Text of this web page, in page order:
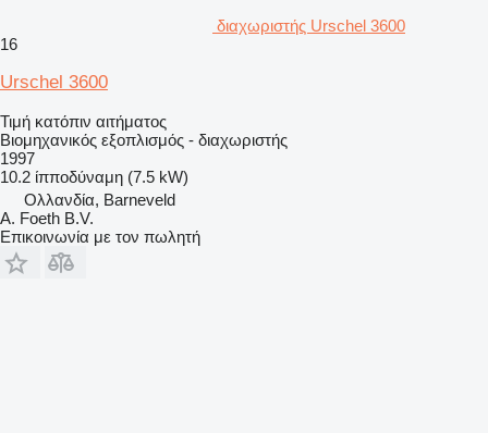
διαχωριστής Urschel 3600
16
Urschel 3600
Τιμή κατόπιν αιτήματος
Βιομηχανικός εξοπλισμός - διαχωριστής
1997
10.2 ίπποδύναμη (7.5 kW)
Ολλανδία, Barneveld
A. Foeth B.V.
Επικοινωνία με τον πωλητή